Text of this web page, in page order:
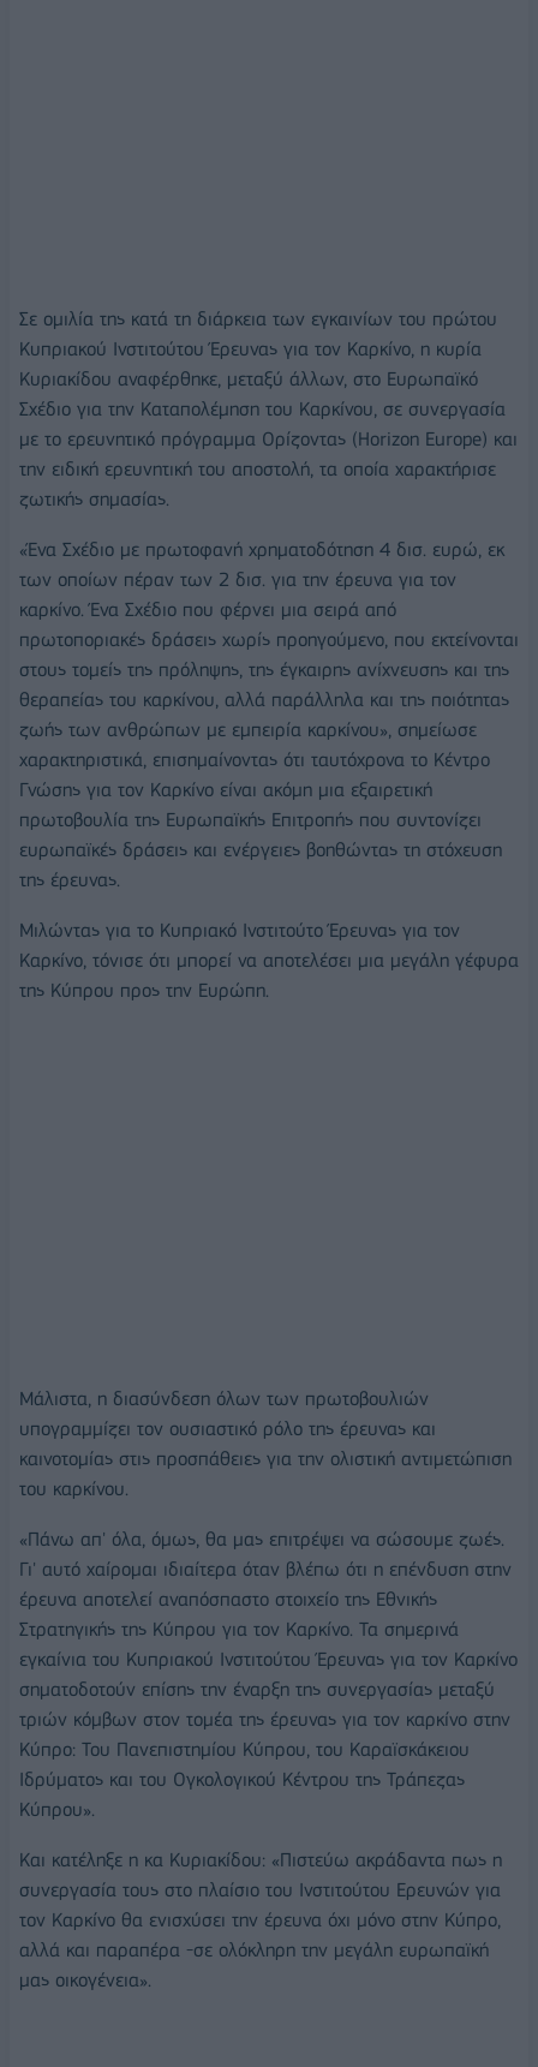
Σε ομιλία της κατά τη διάρκεια των εγκαινίων του πρώτου
Κυπριακού Ινστιτούτου Έρευνας για τον Καρκίνο, η κυρία
Κυριακίδου αναφέρθηκε, μεταξύ άλλων, στο Ευρωπαϊκό
Σχέδιο για την Καταπολέμηση του Καρκίνου, σε συνεργασία
με το ερευνητικό πρόγραμμα Ορίζοντας (Horizon Europe) και
την ειδική ερευνητική του αποστολή, τα οποία χαρακτήρισε
ζωτικής σημασίας.
«Ένα Σχέδιο με πρωτοφανή χρηματοδότηση 4 δισ. ευρώ, εκ
των οποίων πέραν των 2 δισ. για την έρευνα για τον
καρκίνο. Ένα Σχέδιο που φέρνει μια σειρά από
πρωτοποριακές δράσεις χωρίς προηγούμενο, που εκτείνονται
στους τομείς της πρόληψης, της έγκαιρης ανίχνευσης και της
θεραπείας του καρκίνου, αλλά παράλληλα και της ποιότητας
ζωής των ανθρώπων με εμπειρία καρκίνου», σημείωσε
χαρακτηριστικά, επισημαίνοντας ότι ταυτόχρονα το Κέντρο
Γνώσης για τον Καρκίνο είναι ακόμη μια εξαιρετική
πρωτοβουλία της Ευρωπαϊκής Επιτροπής που συντονίζει
ευρωπαϊκές δράσεις και ενέργειες βοηθώντας τη στόχευση
της έρευνας.
Μιλώντας για το Κυπριακό Ινστιτούτο Έρευνας για τον
Καρκίνο, τόνισε ότι μπορεί να αποτελέσει μια μεγάλη γέφυρα
της Κύπρου προς την Ευρώπη.
Μάλιστα, η διασύνδεση όλων των πρωτοβουλιών
υπογραμμίζει τον ουσιαστικό ρόλο της έρευνας και
καινοτομίας στις προσπάθειες για την ολιστική αντιμετώπιση
του καρκίνου.
«Πάνω απ' όλα, όμως, θα μας επιτρέψει να σώσουμε ζωές.
Γι' αυτό χαίρομαι ιδιαίτερα όταν βλέπω ότι η επένδυση στην
έρευνα αποτελεί αναπόσπαστο στοιχείο της Εθνικής
Στρατηγικής της Κύπρου για τον Καρκίνο. Τα σημερινά
εγκαίνια του Κυπριακού Ινστιτούτου Έρευνας για τον Καρκίνο
σηματοδοτούν επίσης την έναρξη της συνεργασίας μεταξύ
τριών κόμβων στον τομέα της έρευνας για τον καρκίνο στην
Κύπρο: Του Πανεπιστημίου Κύπρου, του Καραϊσκάκειου
Ιδρύματος και του Ογκολογικού Κέντρου της Τράπεζας
Κύπρου».
Και κατέληξε η κα Κυριακίδου: «Πιστεύω ακράδαντα πως η
συνεργασία τους στο πλαίσιο του Ινστιτούτου Ερευνών για
τον Καρκίνο θα ενισχύσει την έρευνα όχι μόνο στην Κύπρο,
αλλά και παραπέρα -σε ολόκληρη την μεγάλη ευρωπαϊκή
μας οικογένεια».